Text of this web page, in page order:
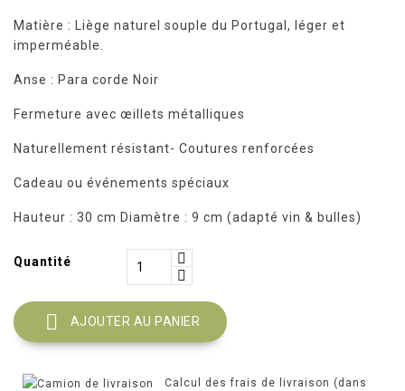
Matière : Liège naturel souple du Portugal, léger et
imperméable.
Anse : Para corde Noir
Fermeture avec œillets métalliques
Naturellement résistant- Coutures renforcées
Cadeau ou événements spéciaux
Hauteur : 30 cm Diamètre : 9 cm (adapté vin & bulles)
Quantité
 AJOUTER AU PANIER
Calcul des frais de livraison (dans